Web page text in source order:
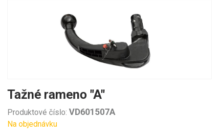
Tažné rameno "A"
Produktové číslo: VD601507A
Na objednávku